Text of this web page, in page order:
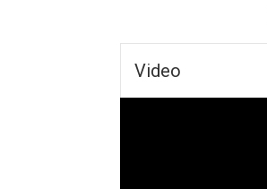
Video